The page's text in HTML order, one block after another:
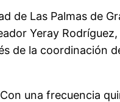
de Las Palmas de
Yeray
de la coordinación
una frecuencia